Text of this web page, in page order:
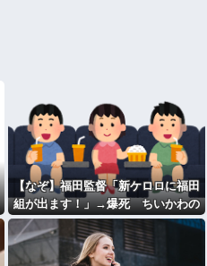
【なぞ】福田監督「新ケロロに福田
組が出ます！」→爆死 ちいかわの
監督「原作に忠実に」→爆売れ